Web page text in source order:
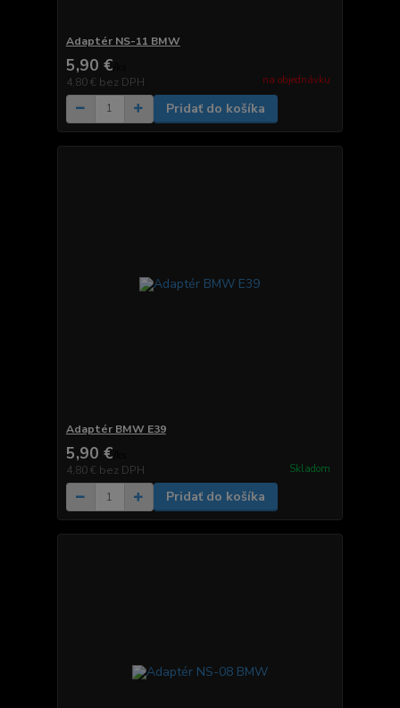
Adaptér NS-11 BMW
5,90 €
4,80 € bez DPH na objednávku
Pridať do košíka
Adaptér BMW E39
5,90 €
4,80 € bez DPH Skladom
Pridať do košíka